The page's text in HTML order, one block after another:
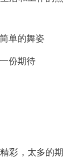
单的舞姿
份期待
彩，太多的期